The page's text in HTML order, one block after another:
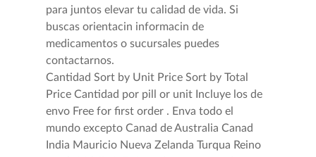
para juntos elevar tu calidad de vida. Si
buscas orientacin informacin de
medicamentos o sucursales puedes
contactarnos.
Cantidad Sort by Unit Price Sort by Total
Price Cantidad por pill or unit Incluye los de
envo Free for first order . Enva todo el
mundo excepto Canad de Australia Canad
India Mauricio Nueva Zelanda Turqua Reino